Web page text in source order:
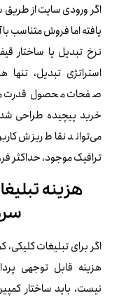
اگر ورودی سایت از طریق
یافته اما فروش متناسب
نرخ تبدیل یا ساختار
استراتژی تبدیل،
صفحات محصول قدرت
خرید پیچیده طراحی
می‌تواند نقاط ریزش
ترافیک موجود، حداکثر
هزینه
اگر برای تبلیغات
هزینه قابل توجهی
نیست، باید ساختار